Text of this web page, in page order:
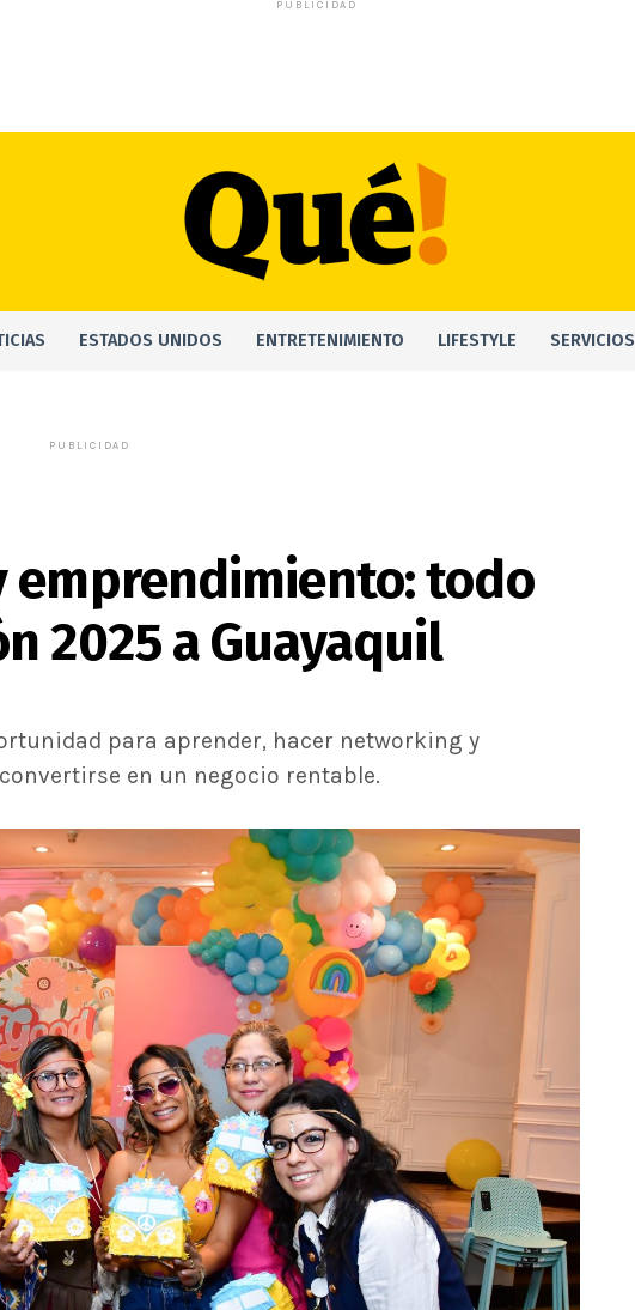
PUBLICIDAD
ESTADOS UNIDOS ENTRETENIMIENTO LIFESTYLE SERVICIOS
PUBLICIDAD
emprendimiento: todo
2025 a Guayaquil
para aprender, hacer networking y
en un negocio rentable.